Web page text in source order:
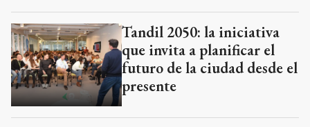
Tandil 2050: la iniciativa
que invita a planificar el
futuro de la ciudad desde el
presente